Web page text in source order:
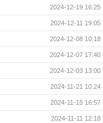
2024-12-19 16:25
2024-12-11 19:05
2024-12-08 10:18
2024-12-07 17:40
2024-12-03 13:00
2024-11-21 10:24
2024-11-15 16:57
2024-11-11 12:18